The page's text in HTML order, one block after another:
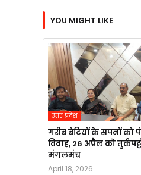
YOU MIGHT LIKE
उत्तर प्रदेश
गरीब बेटियों के सपनों को
विवाह, 26 अप्रैल को
मंगलमंच
April 18, 2026